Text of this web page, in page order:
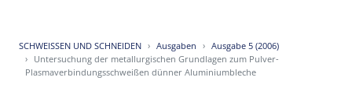
SCHWEISSEN UND SCHNEIDEN Ausgaben
Ausgabe 5 (2006)
Untersuchung der metallurgischen Grundlagen zum Pulver-
Plasmaverbindungsschweißen dünner Aluminiumbleche